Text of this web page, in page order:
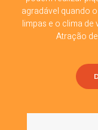
agradável quando
limpas e o clima
Atração